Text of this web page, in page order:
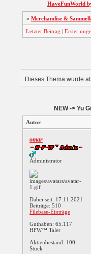
HaveFunWorld
» Merchandise &
Letzter Beitrag | Erster
Dieses Thema wurde
NEW -> Yu
Autor
omar
Administrator
Dabei seit: 17.11.2021
Beiträge: 510
Filebase-Einträge
Guthaben: 65.117
HFW™ Taler
Aktienbestand: 100
Stück